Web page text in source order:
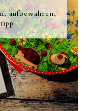
aufbewahren,